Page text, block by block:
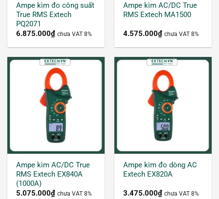
Ampe kìm Extech EX820
Đây là một thiết bị dùng để đo và kiểm tra các
thông số điện năng một cách nhanh chóng và
chính xác. Bên cạnh chức năng chính là đo dòng
điện với thang đo rộng, đa số các thiết bị đồng hồ
kẹp dòng đều được trang bị các tính năng khác
như đo điện áp, đo điện trở, đo tần số…
Ngoài ra, có nhiều dòng ampe kìm hiện đại sở
hữu nhiều phép đo khác như đo nhiệt độ (kết hợp
Ampe kìm đo công suất
True RMS Extech
PQ2071
6.875.000₫ chưa VAT 8%
Ampe kìm AC/DC True
RMS Extech MA1500
4.575.000₫ chưa VAT 8%
Ampe kìm AC/DC True
RMS Extech EX840A
(1000A)
5.075.000₫ chưa VAT 8%
Ampe kìm đo dòng AC
Extech EX820A
3.475.000₫ chưa VAT 8%